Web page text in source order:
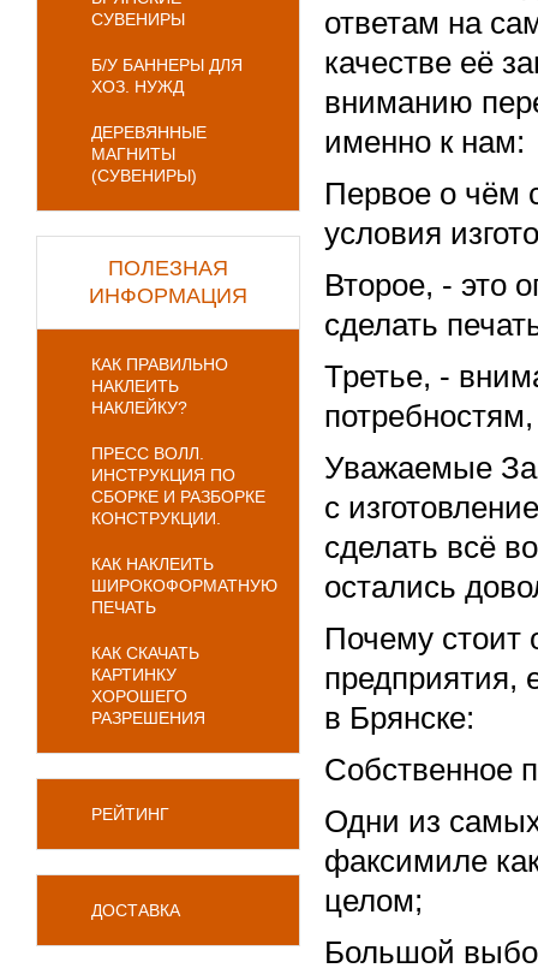
СУВЕНИРЫ
Б/У БАННЕРЫ ДЛЯ
ХОЗ. НУЖД
ДЕРЕВЯННЫЕ
МАГНИТЫ
(СУВЕНИРЫ)
ПОЛЕЗНАЯ
ИНФОРМАЦИЯ
КАК ПРАВИЛЬНО
НАКЛЕИТЬ
НАКЛЕЙКУ?
ПРЕСС ВОЛЛ.
ИНСТРУКЦИЯ ПО
СБОРКЕ И РАЗБОРКЕ
КОНСТРУКЦИИ.
КАК НАКЛЕИТЬ
ШИРОКОФОРМАТНУЮ
ПЕЧАТЬ
КАК СКАЧАТЬ
КАРТИНКУ
ХОРОШЕГО
РАЗРЕШЕНИЯ
РЕЙТИНГ
ДОСТАВКА
ответам на
качестве её
вниманию
именно к нам:
Первое о чём
условия
Второе, - это
сделать
Третье, -
Уважаемые
с
сделать всё
остались
Почему стоит
предприятия,
в Брянске:
Собственное
Одни из
факсимиле
целом;
Большой